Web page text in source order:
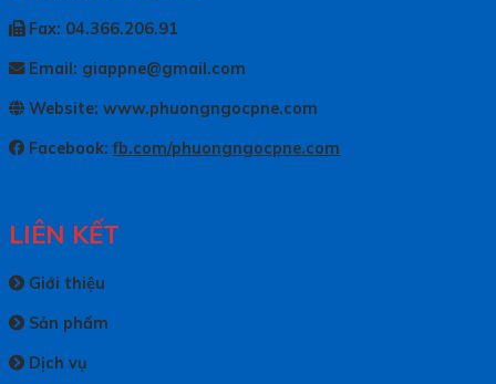
Fax: 04.366.206.91
Email: giappne@gmail.com
Website: www.phuongngocpne.com
Facebook:fb.com/phuongngocpne.com
LIÊN KẾT
Giới thiệu
Sản phẩm
Dịch vụ